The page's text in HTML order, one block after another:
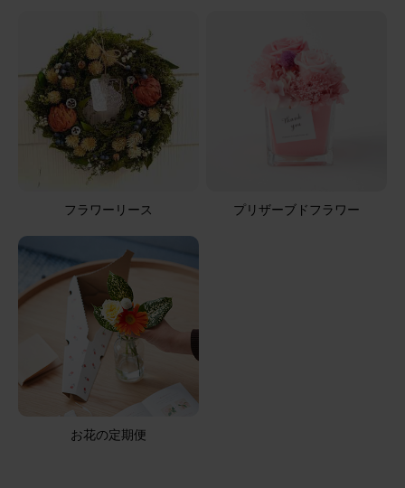
フラワーリース プリザーブドフラワー
お花の定期便